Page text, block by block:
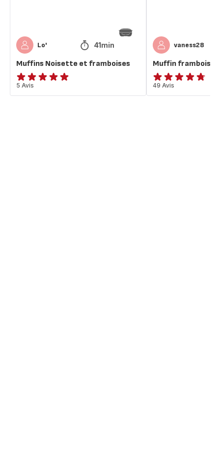
Lo' 41min
Muffins Noisette et framboises
Avis
5
5 Avis
vaness28
Muffin framboises
ratings.4.7
49 Avis